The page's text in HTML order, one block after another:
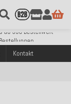
Pay
99€ Bestellwert
Kontakt